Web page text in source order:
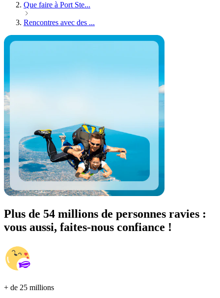
Que faire à Port Ste...
Rencontres avec des ...
Plus de 54 millions de personnes ravies :
vous aussi, faites-nous confiance !
+ de 25 millions